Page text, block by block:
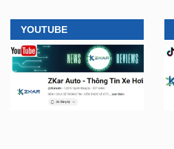
YOUTUBE